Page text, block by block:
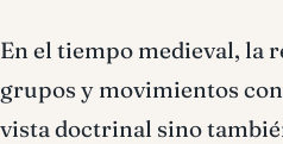
En el tiempo medieval, la
grupos y movimientos
vista doctrinal sino